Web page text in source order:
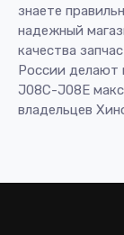
знаете
надежный
качества
России делают
J08C-J08E
владельцев